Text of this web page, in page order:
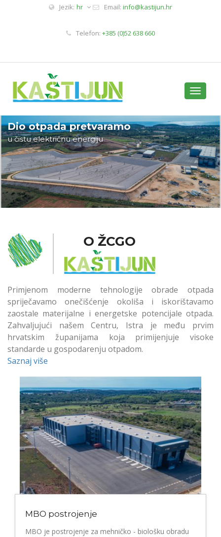
Jezik: hr Email: info@kastijun.hr
Telefon: +385 (0)52 638 660
Toggle
Dio otpada pretvaramo
u čistu električnu energiju
O ŽCGO
Primjenom moderne tehnologije obrade otpada
spriječavamo onečišćenje okoliša i iskorištavamo
zaostale materijalne i energetske potencijale otpada.
Zahvaljujući našem Centru, Istra je među prvim
hrvatskim županijama koja primijenjuje visoke
standarde u gospodarenju otpadom.
Saznaj više
MBO postrojenje
MBO je postrojenje za mehničko - biološku obradu